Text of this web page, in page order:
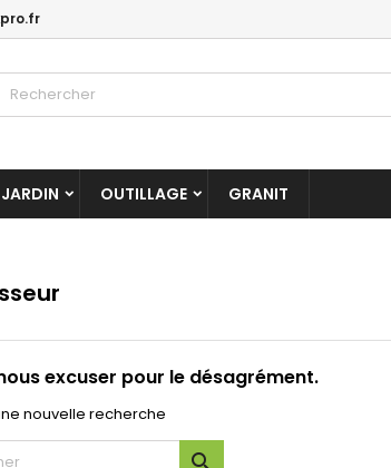
JARDIN OUTILLAGE GRANIT
excuser pour le désagrément.
nouvelle recherche